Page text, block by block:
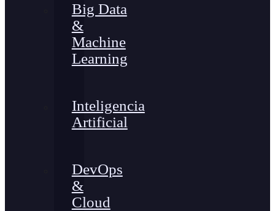
Big Data
&
Machine
Learning
Inteligencia
Artificial
DevOps
&
Cloud